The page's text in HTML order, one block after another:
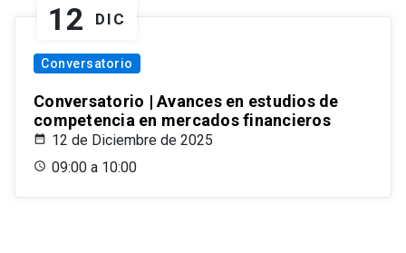
12 DIC
Conversatorio
Conversatorio | Avances en estudios de
competencia en mercados financieros
12 de Diciembre de 2025
09:00 a 10:00